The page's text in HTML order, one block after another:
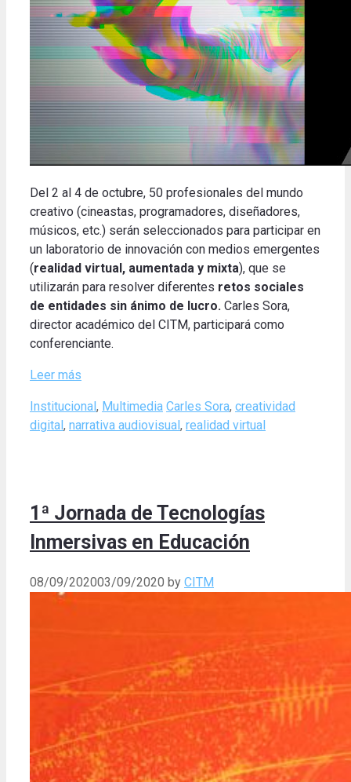
Del 2 al 4 de octubre, 50 profesionales del mundo
creativo (cineastas, programadores, diseñadores,
músicos, etc.) serán seleccionados para participar en
un laboratorio de innovación con medios emergentes
(realidad virtual, aumentada y mixta), que se
utilizarán para resolver diferentes retos sociales
de entidades sin ánimo de lucro. Carles Sora,
director académico del CITM, participará como
conferenciante.
Leer más
Categories
Institucional , Multimedia Tags
Carles Sora, creatividad
digital , narrativa audiovisual , realidad virtual
1ª Jornada de Tecnologías
Inmersivas en Educación
08/09/202003/09/2020 by CITM